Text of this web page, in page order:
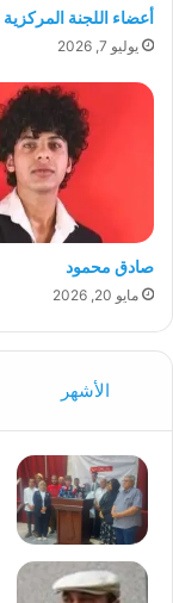
أعضاء اللجنة المركزية
يوليو 7, 2026
صادق محمود
مايو 20, 2026
الأشهر